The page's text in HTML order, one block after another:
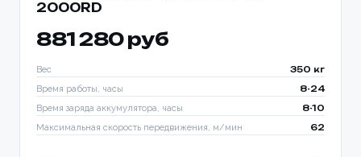
2000RD
881 280 руб
Вес 350 кг
Время работы, часы 8-24
Время заряда аккумулятора, часы 8-10
Максимальная скорость передвижения, м/мин 62